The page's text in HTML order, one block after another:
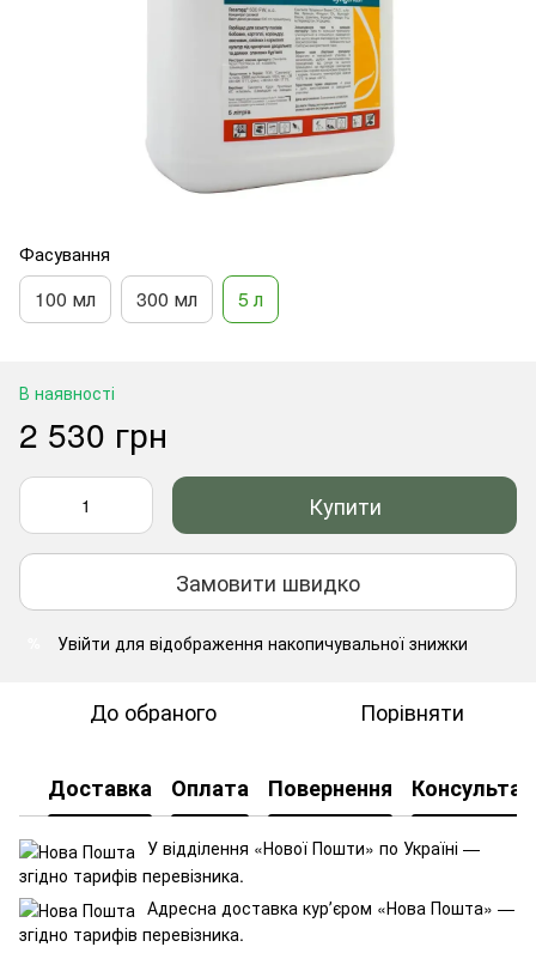
Фасування
100 мл 300 мл 5 л
В наявності
2 530 грн
Купити
Замовити швидко
Увійти для відображення накопичувальної знижки
До обраного Порівняти
Доставка Оплата Повернення
У відділення «Нової Пошти» по Україні —
згідно тарифів перевізника.
Адресна доставка курʼєром «Нова Пошта» —
згідно тарифів перевізника.